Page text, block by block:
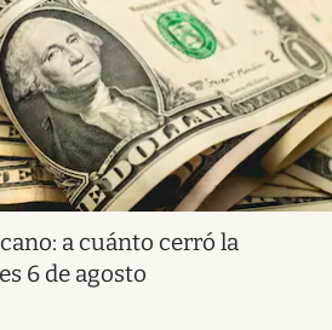
a cuánto cerró la
6 de agosto